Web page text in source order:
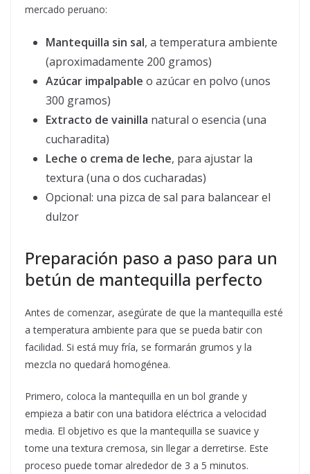
mercado peruano:
Mantequilla sin sal, a temperatura ambiente
(aproximadamente 200 gramos)
Azúcar impalpable o azúcar en polvo (unos
300 gramos)
Extracto de vainilla natural o esencia (una
cucharadita)
Leche o crema de leche, para ajustar la
textura (una o dos cucharadas)
Opcional: una pizca de sal para balancear el
dulzor
Preparación paso a paso para un
betún de mantequilla perfecto
Antes de comenzar, asegúrate de que la mantequilla esté
a temperatura ambiente para que se pueda batir con
facilidad. Si está muy fría, se formarán grumos y la
mezcla no quedará homogénea.
Primero, coloca la mantequilla en un bol grande y
empieza a batir con una batidora eléctrica a velocidad
media. El objetivo es que la mantequilla se suavice y
tome una textura cremosa, sin llegar a derretirse. Este
proceso puede tomar alrededor de 3 a 5 minutos.